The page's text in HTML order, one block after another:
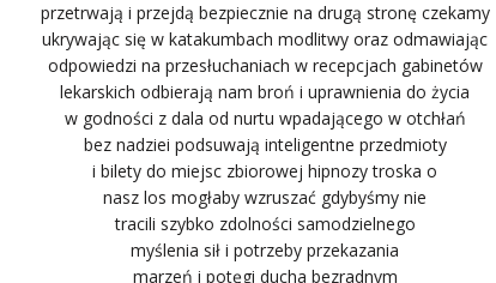
przetrwają i przejdą bezpiecznie na drugą stronę czekamy
ukrywając się w katakumbach modlitwy oraz odmawiając
odpowiedzi na przesłuchaniach w recepcjach gabinetów
lekarskich odbierają nam broń i uprawnienia do życia
w godności z dala od nurtu wpadającego w otchłań
bez nadziei podsuwają inteligentne przedmioty
i bilety do miejsc zbiorowej hipnozy troska o
nasz los mogłaby wzruszać gdybyśmy nie
tracili szybko zdolności samodzielnego
myślenia sił i potrzeby przekazania
marzeń i potęgi ducha bezradnym